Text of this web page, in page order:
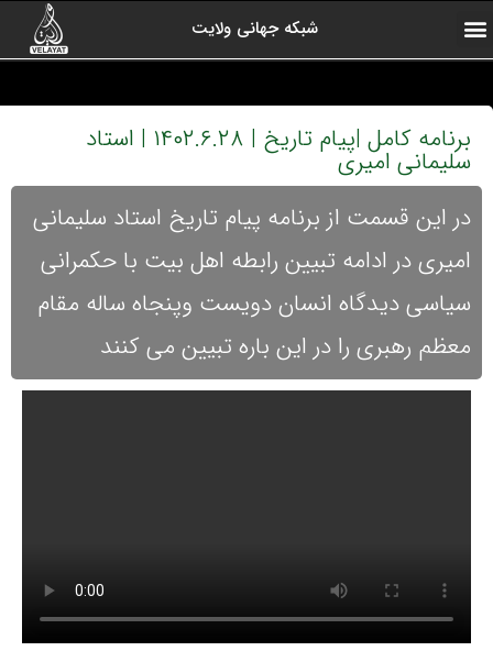
شبکه جهانی ولایت
برنامه کامل |پیام تاریخ | ۱۴۰۲.۶.۲۸ | استاد
سلیمانی امیری
در این قسمت از برنامه پیام تاریخ استاد سلیمانی
امیری در ادامه تبیین رابطه اهل بیت با حکمرانی
سیاسی دیدگاه انسان دویست وپنجاه ساله مقام
معظم رهبری را در این باره تبیین می کنند